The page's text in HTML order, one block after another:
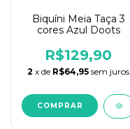
Biquíni Meia Taça 3
cores Azul Doots
R$129,90
2 x de R$64,95 sem juros
COMPRAR